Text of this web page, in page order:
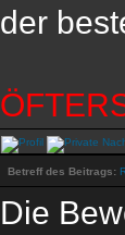
der
Betreff des Beitrags:
Die